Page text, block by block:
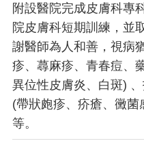
附設醫院完成皮膚科專
院皮膚科短期訓練，並
謝醫師為人和善，視病
疹、蕁麻疹、青春痘、
異位性皮膚炎、白斑)
(帶狀皰疹、疥瘡、黴
等。